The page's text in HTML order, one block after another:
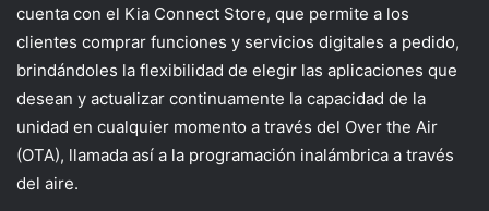
cuenta con el Kia Connect Store, que permite a los
clientes comprar funciones y servicios digitales a pedido,
brindándoles la flexibilidad de elegir las aplicaciones que
desean y actualizar continuamente la capacidad de la
unidad en cualquier momento a través del Over the Air
(OTA), llamada así a la programación inalámbrica a través
del aire.